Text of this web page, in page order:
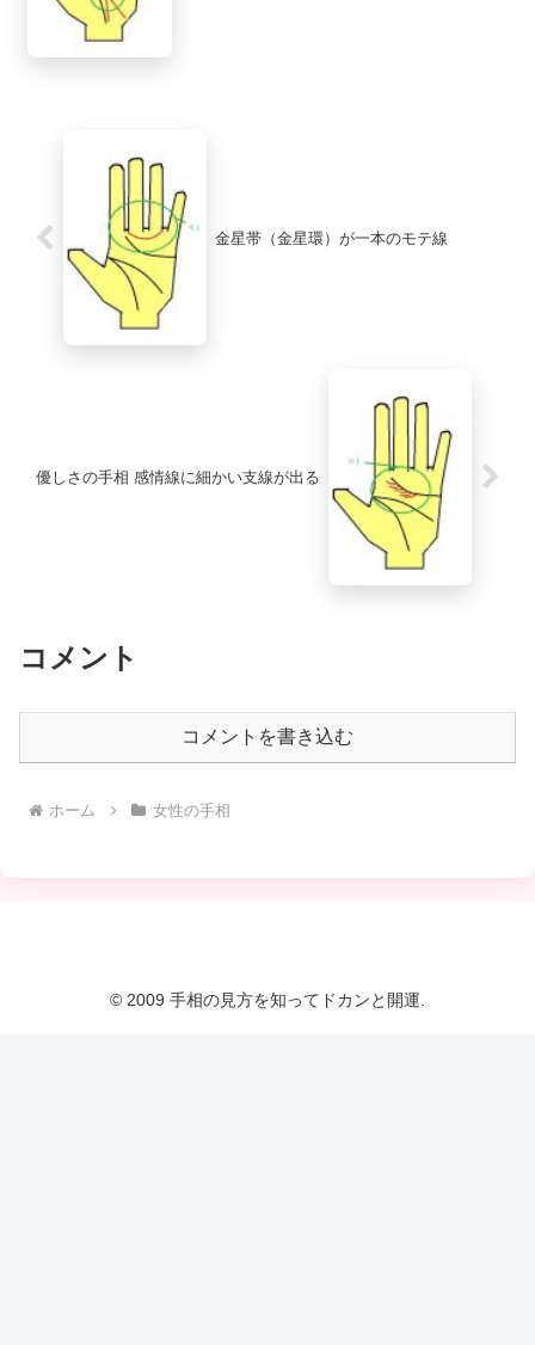
金星帯（金星環）が一本のモテ線
優しさの手相 感情線に細かい支線が出る
コメント
コメントを書き込む
ホーム 女性の手相
© 2009 手相の見方を知ってドカンと開運.